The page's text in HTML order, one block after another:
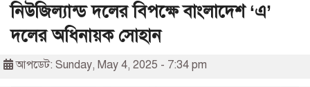
নিউজিল্যান্ড দলের বিপক্ষে বাংলাদেশ ‘এ’
দলের অধিনায়ক সোহান
আপডেট: Sunday, May 4, 2025 - 7:34 pm